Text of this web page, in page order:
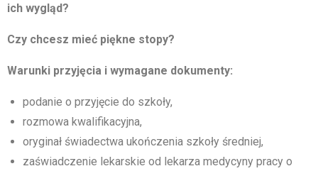
ich wygląd?
Czy chcesz mieć piękne stopy?
Warunki przyjęcia i wymagane dokumenty:
podanie o przyjęcie do szkoły,
rozmowa kwalifikacyjna,
oryginał świadectwa ukończenia szkoły średniej,
zaświadczenie lekarskie od lekarza medycyny pracy o